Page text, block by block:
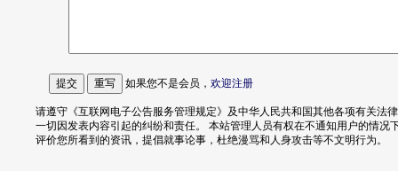
如果您不是会员， 欢迎注册
请遵守《互联网电子公告服务管理规定》及中华人民共和国其他各项有关法
一切因发表内容引起的纠纷和责任。 本站管理人员有权在不通知用户的情况
评价您所看到的资讯，提倡就事论事，杜绝漫骂和人身攻击等不文明行为。